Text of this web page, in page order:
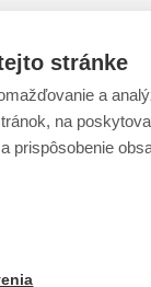
stránke
a
na
prispôsobenie